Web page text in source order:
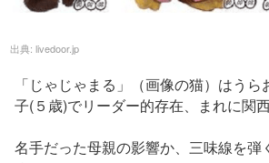
出典: livedoor.jp
「じゃじゃまる」（画像の猫）はう
子(５歳)でリーダー的存在、まれに関
名手だった母親の影響か、三味線を弾